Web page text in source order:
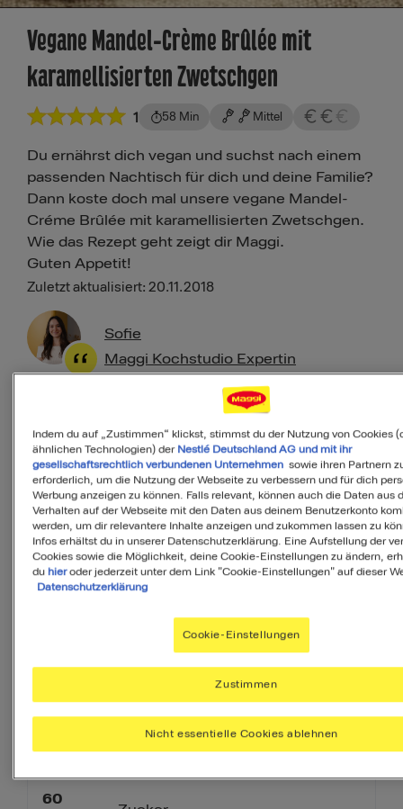
Vegane Mandel-Crème Brûlée mit
karamellisierten Zwetschgen
1 58 Min Mittel
Du ernährst dich vegan und suchst nach einem
passenden Nachtisch für dich und deine Familie?
Dann koste doch mal unsere vegane Mandel-
Créme Brûlée mit karamellisierten Zwetschgen.
Wie das Rezept geht zeigt dir Maggi.
Guten Appetit!
Zuletzt aktualisiert: 20.11.2018
Sofie
Maggi Kochstudio Expertin
Als Favorit speichern
PDF
Zutaten
Portionen
600
60
Mandelmilch
Indem du auf „Zustimmen“ klickst, stimmst du der Nutzung von Cookies
ähnlichen Technologien) der Nestlé Deutschland AG und mit ihr
gesellschaftsrechtlich verbundenen Unternehmensowie ihren Partnern
erforderlich, um die Nutzung der Webseite zu verbessern und für dich
Werbung anzeigen zu können. Falls relevant, können auch die Daten aus
Verhalten auf der Webseite mit den Daten aus deinem Benutzerkonto
werden, um dir relevantere Inhalte anzeigen und zukommen lassen zu
Infos erhältst du in unserer Datenschutzerklärung. Eine Aufstellung der
Cookies sowie die Möglichkeit, deine Cookie-Einstellungen zu ändern,
du hieroder jederzeit unter dem Link "Cookie-Einstellungen" auf dieser
Datenschutzerklärung
Cookie-Einstellungen
Nicht essentielle Cookies ablehnen
Zustimmen